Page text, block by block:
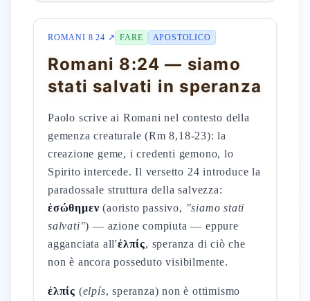
ROMANI 8 24 ↗ FARE APOSTOLICO
Romani 8:24 — siamo
stati salvati in speranza
Paolo scrive ai Romani nel contesto della
gemenza creaturale (Rm 8,18-23): la
creazione geme, i credenti gemono, lo
Spirito intercede. Il versetto 24 introduce la
paradossale struttura della salvezza:
ἐσώθημεν (aoristo passivo, "siamo stati
salvati") — azione compiuta — eppure
agganciata all'ἐλπίς, speranza di ciò che
non è ancora posseduto visibilmente.
ἐλπίς (elpís, speranza) non è ottimismo